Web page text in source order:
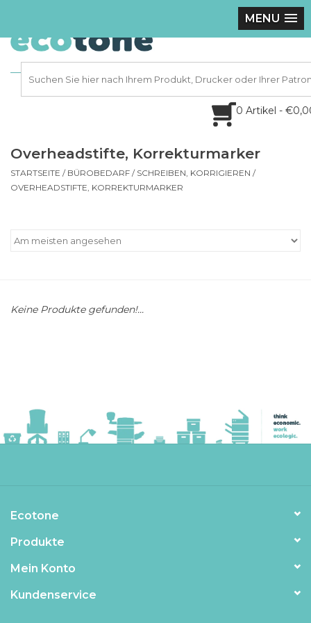
MENU
0 Artikel -
Overheadstifte, Korrekturmarker
STARTSEITE / BÜROBEDARF / SCHREIBEN, KORRIGIEREN /
OVERHEADSTIFTE, KORREKTURMARKER
Keine Produkte gefunden!...
Ecotone
Produkte
Mein Konto
Kundenservice